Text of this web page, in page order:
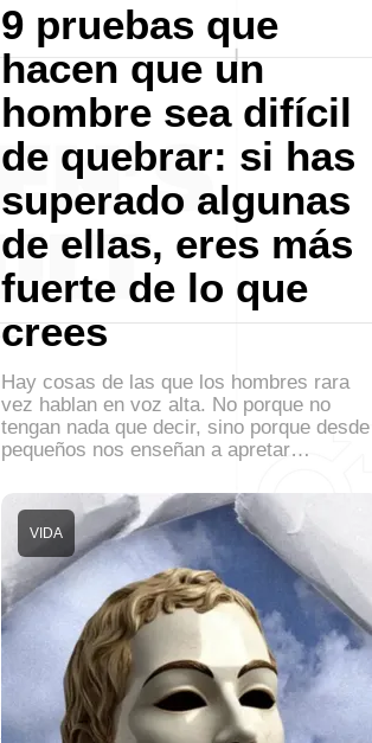
9 pruebas que
hacen que un
hombre sea difícil
de quebrar: si has
superado algunas
de ellas, eres más
fuerte de lo que
crees
Hay cosas de las que los hombres rara
vez hablan en voz alta. No porque no
tengan nada que decir, sino porque desde
pequeños nos enseñan a apretar…
VIDA